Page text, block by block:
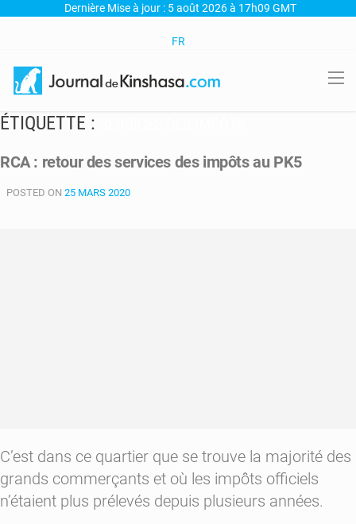
Dernière Mise à jour : 5 août 2026 à 17h09 GMT
FR
ÉTIQUETTE :
RCA : retour des services des impôts au PK5
POSTED ON 25 MARS 2020
C’est dans ce quartier que se trouve la majorité des
grands commerçants et où les impôts officiels
n’étaient plus prélevés depuis plusieurs années.